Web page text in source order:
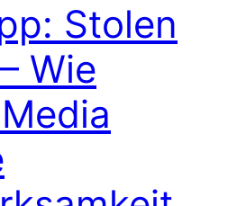
Stolen
Wie